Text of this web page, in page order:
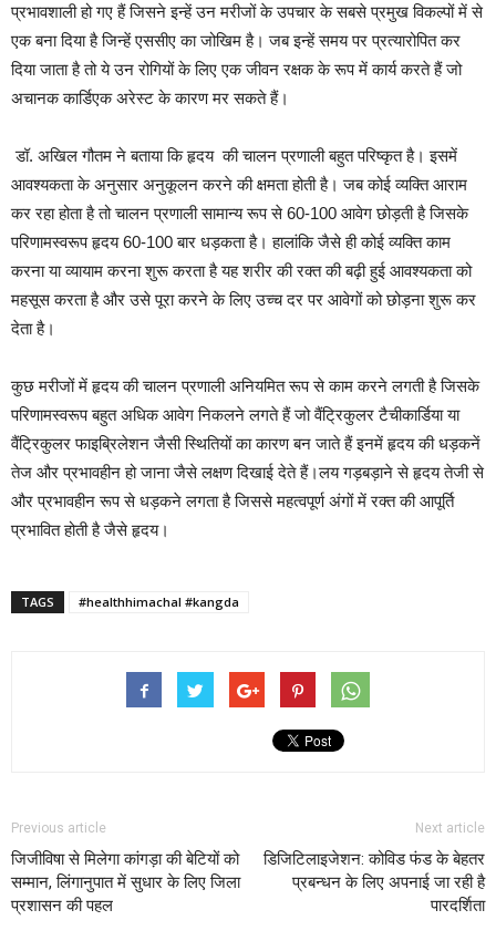
प्रभावशाली हो गए हैं जिसने इन्हें उन मरीजों के उपचार के सबसे प्रमुख विकल्पों में से
एक बना दिया है जिन्हें एससीए का जोखिम है। जब इन्हें समय पर प्रत्यारोपित कर
दिया जाता है तो ये उन रोगियों के लिए एक जीवन रक्षक के रूप में कार्य करते हैं जो
अचानक कार्डिएक अरेस्ट के कारण मर सकते हैं।
डॉ. अखिल गौतम ने बताया कि हृदय की चालन प्रणाली बहुत परिष्कृत है। इसमें
आवश्यकता के अनुसार अनुकूलन करने की क्षमता होती है। जब कोई व्यक्ति आराम
कर रहा होता है तो चालन प्रणाली सामान्य रूप से 60-100 आवेग छोड़ती है जिसके
परिणामस्वरूप हृदय 60-100 बार धड़कता है। हालांकि जैसे ही कोई व्यक्ति काम
करना या व्यायाम करना शुरू करता है यह शरीर की रक्त की बढ़ी हुई आवश्यकता को
महसूस करता है और उसे पूरा करने के लिए उच्च दर पर आवेगों को छोड़ना शुरू कर
देता है।
कुछ मरीजों में हृदय की चालन प्रणाली अनियमित रूप से काम करने लगती है जिसके
परिणामस्वरूप बहुत अधिक आवेग निकलने लगते हैं जो वैंट्रिकुलर टैचीकार्डिया या
वैंट्रिकुलर फाइब्रिलेशन जैसी स्थितियों का कारण बन जाते हैं इनमें हृदय की धड़कनें
तेज और प्रभावहीन हो जाना जैसे लक्षण दिखाई देते हैं।लय गड़बड़ाने से हृदय तेजी से
और प्रभावहीन रूप से धड़कने लगता है जिससे महत्वपूर्ण अंगों में रक्त की आपूर्ति
प्रभावित होती है जैसे हृदय।
TAGS #healthhimachal #kangda
Previous article
जिजीविषा से मिलेगा कांगड़ा की बेटियों को
सम्मान, लिंगानुपात में सुधार के लिए जिला
प्रशासन की पहल
Next article
डिजिटिलाइजेशन: कोविड फंड के बेहतर
प्रबन्धन के लिए अपनाई जा रही है
पारदर्शिता